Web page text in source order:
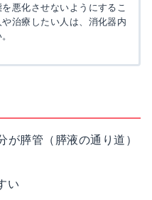
悪化させないようにするこ
治療したい人は、消化器内
が膵管（膵液の通り道）
い